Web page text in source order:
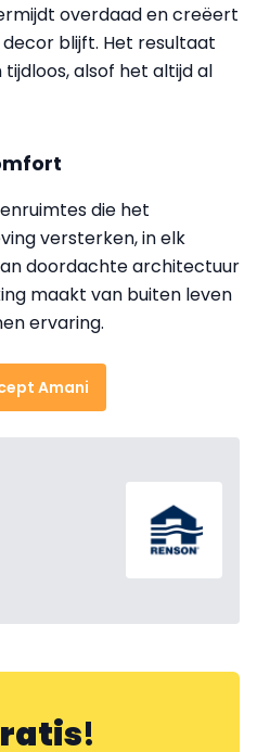
overdaad en creëert
blijft. Het resultaat
alsof het altijd al
die het
versterken, in elk
doordachte architectuur
maakt van buiten leven
ervaring.
Amani
!